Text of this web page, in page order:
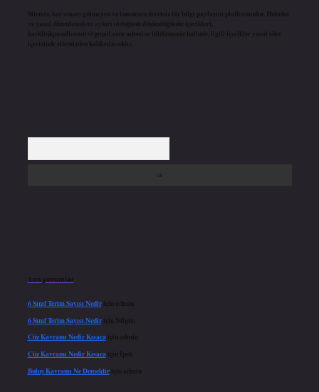
Sitemiz, kar amacı gütmeyen ve tamamen ücretsiz bir bilgi paylaşım platformudur. Hukuka
ve yasal düzenlemelere aykırı olduğunu düşündüğünüz içerikleri,
backlinkpanelicomtr@gmail.com adresine bildirmeniz halinde, ilgili içerikler yasal süre
içerisinde sitemizden kaldırılacaktır.
Son yorumlar
6 Sınıf Terim Sayısı Nediriçin admin
6 Sınıf Terim Sayısı Nediriçin Nilgün
Cüz Kavramı Nedir Kısacaiçin admin
Cüz Kavramı Nedir Kısacaiçin
İpek
Buluş Kavramı Ne Demektiriçin admin